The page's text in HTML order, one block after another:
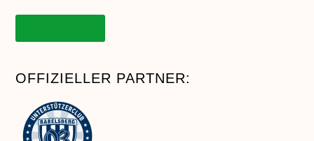
OFFIZIELLER PARTNER: